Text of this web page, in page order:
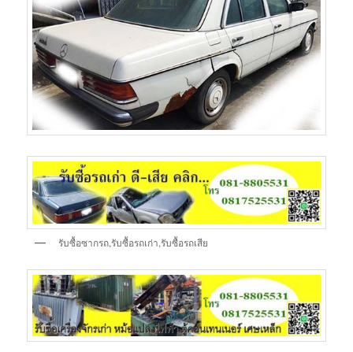
รับซื้อซากรถ,รับซื้อรถเก่า,รับซื้อรถเสีย